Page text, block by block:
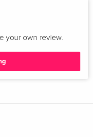
your own review.